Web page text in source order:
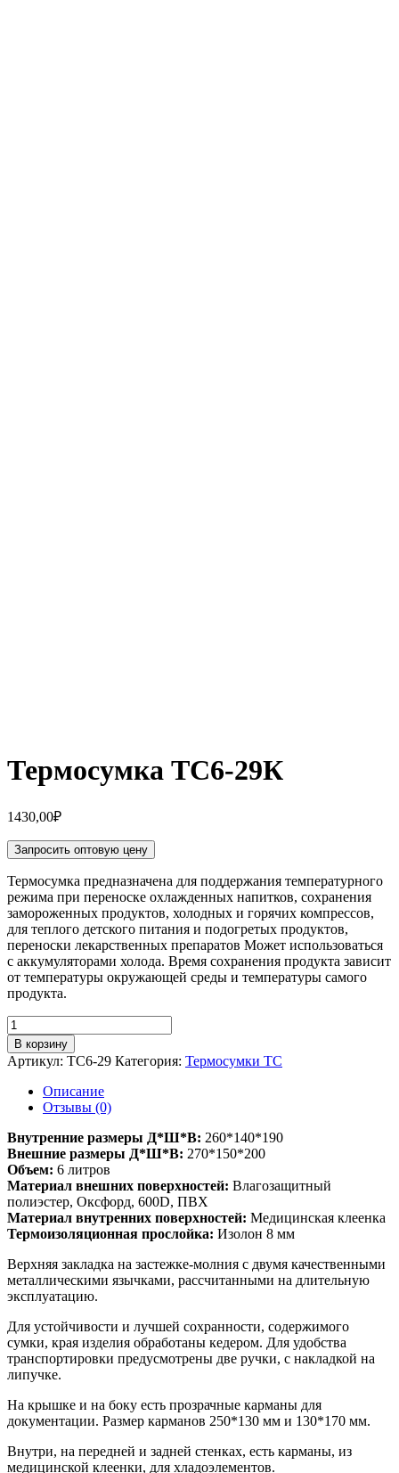
Термосумка ТС6-29К
1430,00₽
Запросить оптовую цену
Термосумка предназначена для поддержания температурного
режима при переноске охлажденных напитков, сохранения
замороженных продуктов, холодных и горячих компрессов,
для теплого детского питания и подогретых продуктов,
переноски лекарственных препаратов Может использоваться
с аккумуляторами холода. Время сохранения продукта зависит
от температуры окружающей среды и температуры самого
продукта.
Количество
товара
Термосумка
ТС6-
29К
В корзину
Артикул: ТС6-29 Категория: Термосумки ТС
Описание
Отзывы (0)
Внутренние размеры Д*Ш*В: 260*140*190
Внешние размеры Д*Ш*В: 270*150*200
Объем: 6 литров
Материал внешних поверхностей: Влагозащитный
полиэстер, Оксфорд, 600D, ПВХ
Материал внутренних поверхностей: Медицинская клеенка
Термоизоляционная прослойка: Изолон 8 мм
Верхняя закладка на застежке-молния с двумя качественными
металлическими язычками, рассчитанными на длительную
эксплуатацию.
Для устойчивости и лучшей сохранности, содержимого
сумки, края изделия обработаны кедером. Для удобства
транспортировки предусмотрены две ручки, с накладкой на
липучке.
На крышке и на боку есть прозрачные карманы для
документации. Размер карманов 250*130 мм и 130*170 мм.
Внутри, на передней и задней стенках, есть карманы, из
медицинской клеенки, для хладоэлементов.